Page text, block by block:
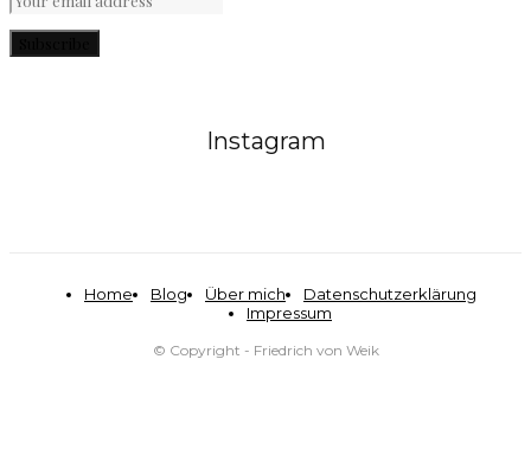
Instagram
Home Blog Über mich
Datenschutzerklärung
Impressum
© Copyright - Friedrich von Weik